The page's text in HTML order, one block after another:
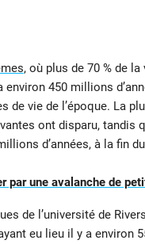
, où plus de 70 % de la
450 millions
de vie de l’époque. La
ont disparu, tandis
d’années, à la fin
par une avalanche de
de l’université de
eu lieu il y a environ